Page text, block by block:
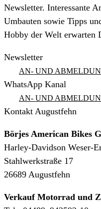
Newsletter. Interessante
Umbauten sowie Tipps
Hobby der Welt erwarten
Newsletter
AN- UND
WhatsApp Kanal
AN- UND
Kontakt Augustfehn
Börjes American Bikes
Harley-Davidson Weser-
Stahlwerkstraße 17
26689 Augustfehn
Verkauf Motorrad und